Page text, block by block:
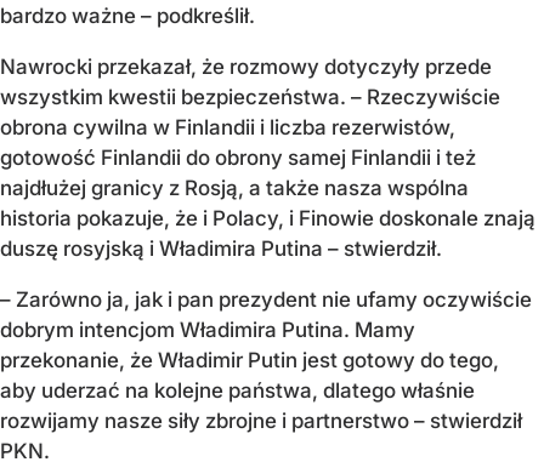
bardzo ważne – podkreślił.
Nawrocki przekazał, że rozmowy dotyczyły przede
wszystkim kwestii bezpieczeństwa. – Rzeczywiście
obrona cywilna w Finlandii i liczba rezerwistów,
gotowość Finlandii do obrony samej Finlandii i też
najdłużej granicy z Rosją, a także nasza wspólna
historia pokazuje, że i Polacy, i Finowie doskonale znają
duszę rosyjską i Władimira Putina – stwierdził.
– Zarówno ja, jak i pan prezydent nie ufamy oczywiście
dobrym intencjom Władimira Putina. Mamy
przekonanie, że Władimir Putin jest gotowy do tego,
aby uderzać na kolejne państwa, dlatego właśnie
rozwijamy nasze siły zbrojne i partnerstwo – stwierdził
PKN.